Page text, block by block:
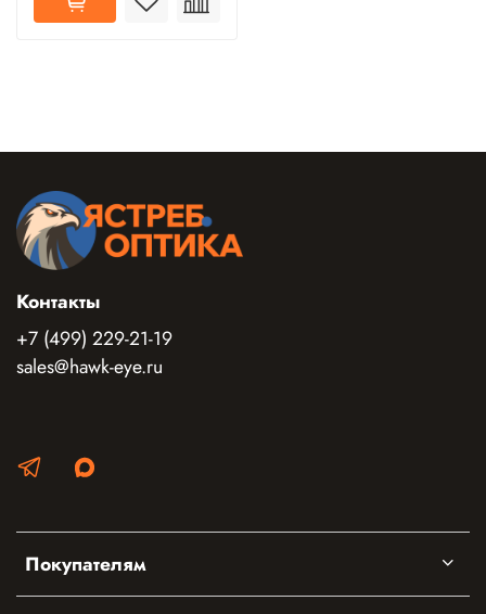
Покупателям
Контакты
+7 (499) 229-21-19
sales@hawk-eye.ru